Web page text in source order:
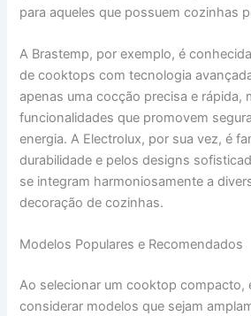
para aqueles que possuem cozinhas
A Brastemp, por exemplo, é
de cooktops com tecnologia
apenas uma cocção precisa e rápida,
funcionalidades que promovem
energia. A Electrolux, por sua vez, é
durabilidade e pelos designs
se integram harmoniosamente a
decoração de cozinhas.
Modelos Populares e Recomendados
Ao selecionar um cooktop compacto,
considerar modelos que sejam